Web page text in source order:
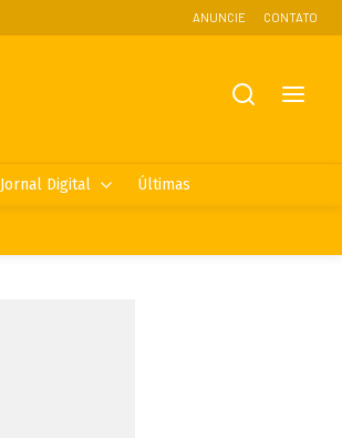
ANUNCIE CONTATO
Jornal Digital Últimas